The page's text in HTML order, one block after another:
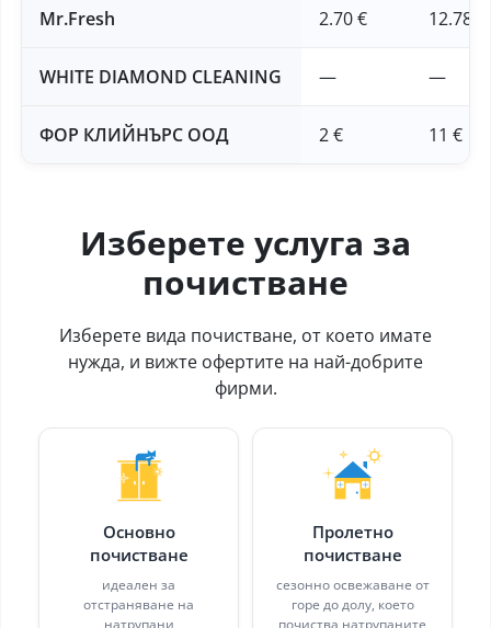
Mr.Fresh 2.70 € 12.78 €
WHITE DIAMOND CLEANING — —
ФОР КЛИЙНЪРС ООД 2 € 11 €
Изберете услуга за
почистване
Изберете вида почистване, от което имате
нужда, и вижте офертите на най-добрите
фирми.
Основно
почистване
идеален за
отстраняване на
натрупани
Пролетно
почистване
сезонно освежаване от
горе до долу, което
почиства натрупаните